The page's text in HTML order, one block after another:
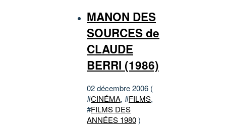
MANON DES
SOURCES de
CLAUDE
BERRI (1986)
02 décembre 2006 (
#CINÉMA, #FILMS,
#FILMS DES
ANNÉES 1980)